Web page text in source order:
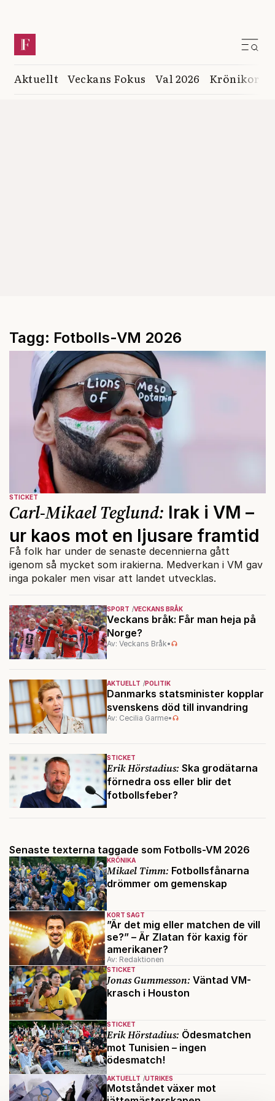
Aktuellt Veckans Fokus Val 2026 Krönikor
Tagg: Fotbolls-VM 2026
SPORT VECKANS BRÅK
Veckans bråk: Får man heja på
Norge?
Av: Veckans Bråk•
AKTUELLT POLITIK
Danmarks statsminister kopplar
svenskens död till invandring
Av: Cecilia Garme•
STICKET
Erik Hörstadius: Ska grodätarna
förnedra oss eller blir det
fotbollsfeber?
STICKET
Carl-Mikael Teglund: Irak i VM –
ur kaos mot en ljusare framtid
Få folk har under de senaste decennierna gått
igenom så mycket som irakierna. Medverkan i VM gav
inga pokaler men visar att landet utvecklas.
Senaste texterna taggade som Fotbolls-VM 2026
KRÖNIKA
Mikael Timm: Fotbollsfånarna
drömmer om gemenskap
KORT SAGT
”Är det mig eller matchen de vill
se?” – Är Zlatan för kaxig för
amerikaner?
Av: Redaktionen
STICKET
Jonas Gummesson: Väntad VM-
krasch i Houston
STICKET
Erik Hörstadius: Ödesmatchen
mot Tunisien – ingen
ödesmatch!
AKTUELLT UTRIKES
Motståndet växer mot